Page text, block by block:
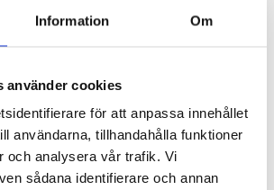
Information Om
använder cookies
för att anpassa innehållet
användarna, tillhandahålla funktioner
och analysera vår trafik. Vi
sådana identifierare och annan